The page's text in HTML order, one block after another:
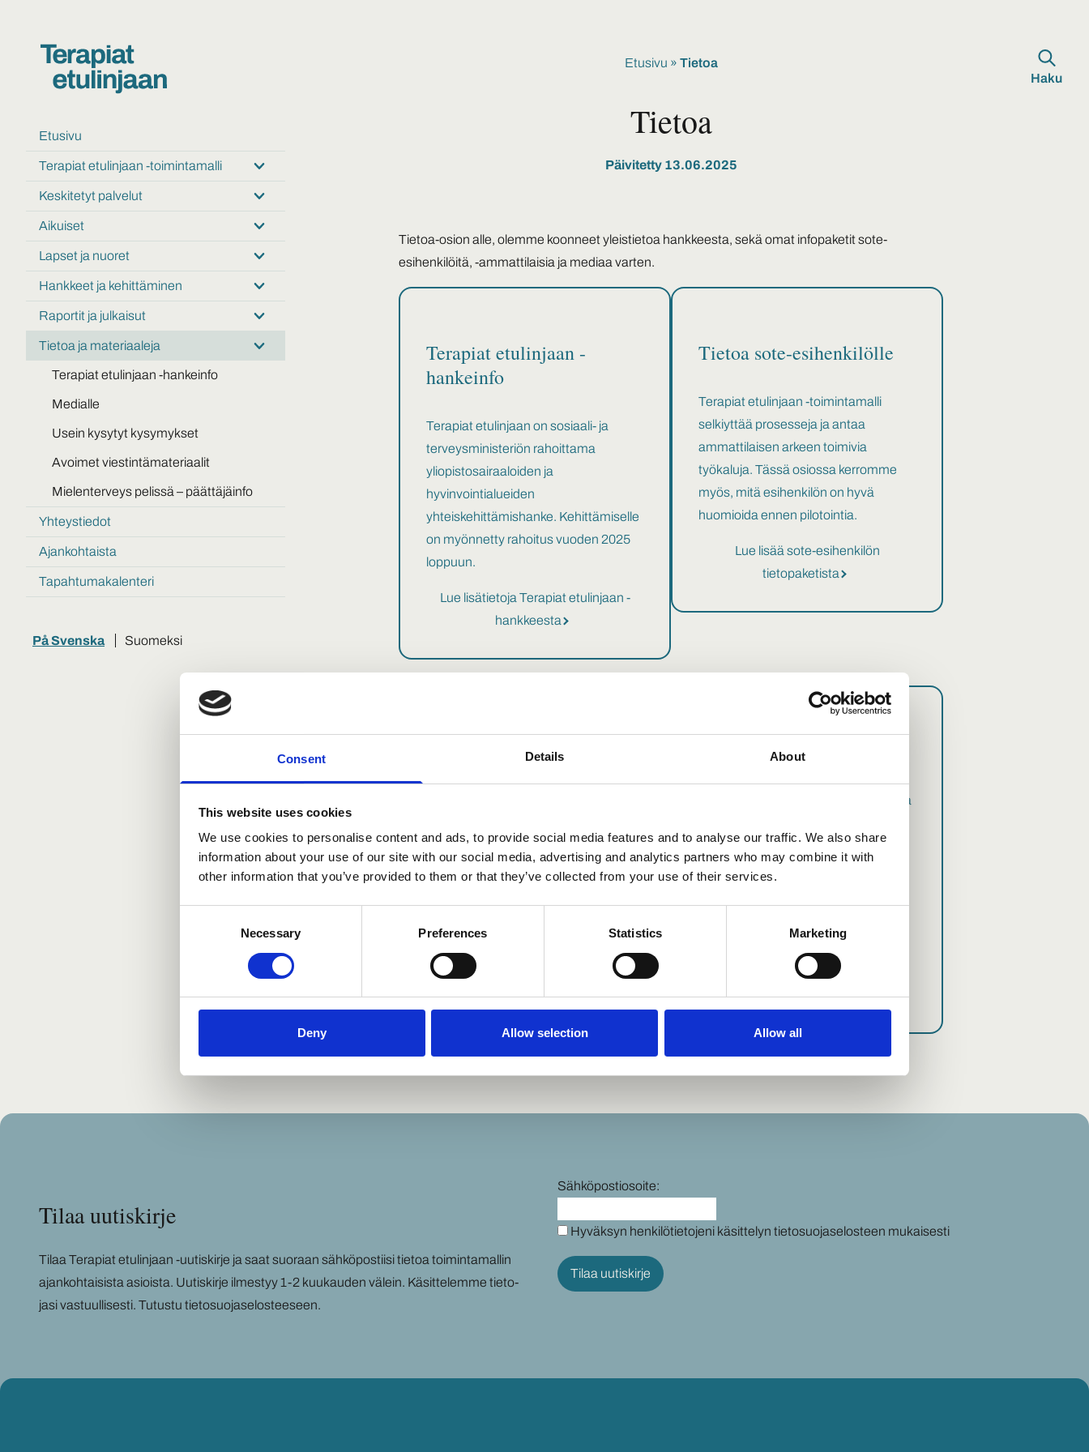
Consent Details About
This website uses cookies
We use cookies to personalise content and ads, to provide social media features and to analyse our traffic. We also share
information about your use of our site with our social media, advertising and analytics partners who may combine it with
other information that you’ve provided to them or that they’ve collected from your use of their services.
Necessary Preferences Statistics Marketing
Deny Allow selection Allow all
Etusivu
Terapiat etulinjaan -toimintamalli
Submenu:
-
Keskitetyt palvelut
Submenu:
Aikuiset
Submenu:
Lapset ja nuoret
Submenu:
nuoret
Hankkeet ja kehittäminen
Submenu:
kehittäminen
Raportit ja julkaisut
Submenu:
Tietoa ja materiaaleja
Submenu:
Terapiat etulinjaan -hankeinfo
Medialle
Usein kysytyt kysymykset
Avoimet viestintämateriaalit
Mielenterveys pelissä – päättäjäinfo
Yhteystiedot
Ajankohtaista
Tapahtumakalenteri
På Svenska Suomeksi
Haku
Etusivu » Tietoa
Tietoa
Päivitetty 13.06.2025
Tietoa-osion alle, olemme koonneet yleistietoa hankkeesta, sekä omat infopaketit sote-
esihenkilöitä, -ammattilaisia ja mediaa varten.
Terapiat etulinjaan -
hankeinfo
Terapiat etulinjaan on sosiaali- ja
terveysministeriön rahoittama
yliopistosairaaloiden ja
hyvinvointialueiden
yhteiskehittämishanke. Kehittämiselle
on myönnetty rahoitus vuoden 2025
loppuun.
Lue lisätietoja Terapiat etulinjaan -
hankkeesta
Tietoa sote-esihenkilölle
Terapiat etulinjaan -toimintamalli
selkiyttää prosesseja ja antaa
ammattilaisen arkeen toimivia
työkaluja. Tässä osiossa kerromme
myös, mitä esihenkilön on hyvä
huomioida ennen pilotointia.
Lue lisää sote-esihenkilön
tietopaketista
Tietoa sote-alan
tarjoaa työkaluja, jotka helpottavat
työkuormaa ja auttavat asiakasta.
kysymyksiä toimintamallista.
Lue lisää sote-ammattilaisen
tietopaketista
Annamme mielellämme haastatteluja
matalan kynnyksen
mielenterveyspalveluiden saatavuus,
etulinjaan -toimintamallin työkalut ja
Lue lisää mediainfosta
Tilaa uu­tis­kir­je
Tilaa Te­ra­piat etu­lin­jaan -​uutiskirje ja saat suo­raan säh­kö­pos­tii­si tie­toa toi­min­ta­mal­lin
ajan­koh­tai­sis­ta asiois­ta. Uu­tis­kir­je il­mes­tyy 1-2 kuu­kau­den vä­lein. Kä­sit­te­lem­me tie­to­
ja­si vas­tuul­li­ses­ti. Tu­tus­tu tie­to­suo­ja­se­los­tee­seen.
Sähköpostiosoite:
Hyväksyn henkilötietojeni käsittelyn tietosuojaselosteen mukaisesti